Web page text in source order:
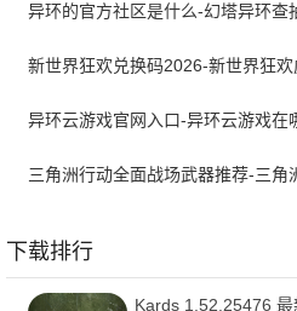
异环云游戏官网入口-异环云游戏在
三角洲行动全面战场武器推荐-三角
下载排行
Kards 1.52.25476 最